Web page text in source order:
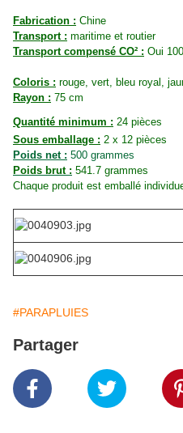
Fabrication : Chine
Transport : maritime et routier
Transport compensé CO² : Oui
Coloris : rouge, vert, bleu royal,
Rayon : 75 cm
Quantité minimum : 24 pièces
Sous emballage : 2 x 12 pièces
Poids net : 500 grammes
Poids brut : 541.7 grammes
Chaque produit est emballé
#PARAPLUIES
Partager